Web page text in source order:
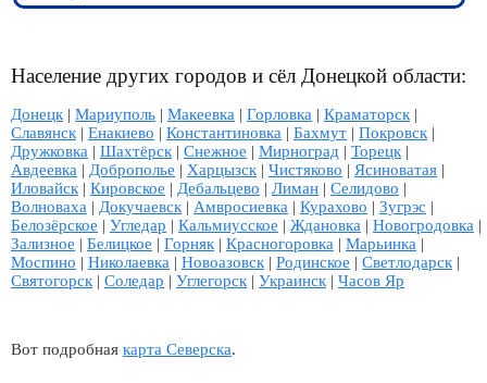
Население других городов и сёл Донецкой области:
Донецк | Мариуполь | Макеевка | Горловка | Краматорск |
Славянск | Енакиево | Константиновка | Бахмут | Покровск |
Дружковка | Шахтёрск | Снежное | Мирноград | Торецк |
Авдеевка | Доброполье | Харцызск | Чистяково | Ясиноватая |
Иловайск | Кировское | Дебальцево | Лиман | Селидово |
Волноваха | Докучаевск | Амвросиевка | Курахово | Зугрэс |
Белозёрское | Угледар | Кальмиусское | Ждановка | Новогродовка |
Зализное | Белицкое | Горняк | Красногоровка | Марьинка |
Моспино | Николаевка | Новоазовск | Родинское | Светлодарск |
Святогорск | Соледар | Углегорск | Украинск | Часов Яр
Вот подробная карта Северска.